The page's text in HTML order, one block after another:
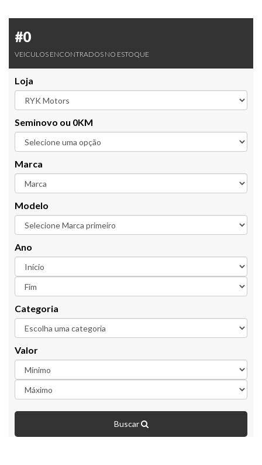
#0
VEICULOS ENCONTRADOS NO ESTOQUE
Loja
Seminovo ou 0KM
Marca
Modelo
Ano
Categoria
Valor
Buscar